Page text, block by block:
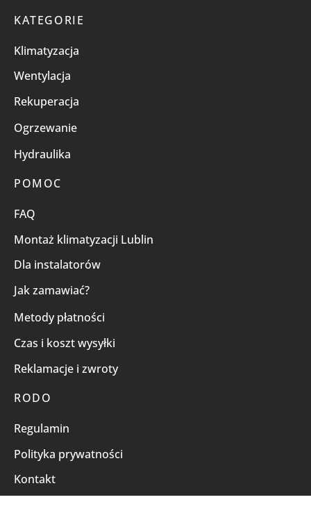
KATEGORIE
Klimatyzacja
Wentylacja
Rekuperacja
Ogrzewanie
Hydraulika
POMOC
FAQ
Montaż klimatyzacji Lublin
Dla instalatorów
Jak zamawiać?
Metody płatności
Czas i koszt wysyłki
Reklamacje i zwroty
RODO
Regulamin
Polityka prywatności
Kontakt